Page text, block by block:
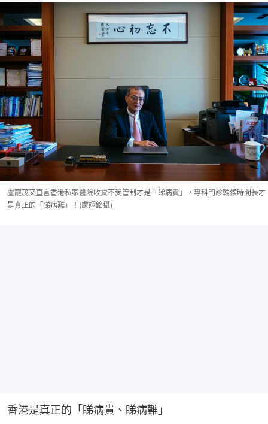
盧寵茂又直言香港私家醫院收費不受管制才是「睇病貴」，專科門診輪候時間長才
是真正的「睇病難」！(盧翊銘攝)
香港是真正的「睇病貴、睇病難」